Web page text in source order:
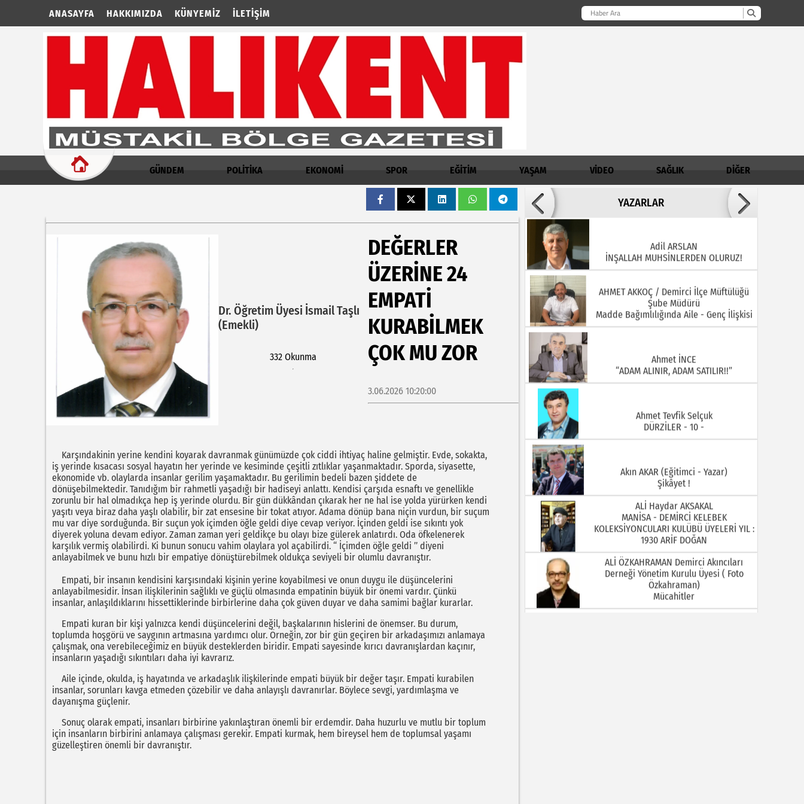
ANASAYFA HAKKIMIZDA KÜNYEMIZ İLETIŞIM
GÜNDEM POLİTİKA EKONOMİ SPOR EĞİTİM YAŞAM VİDEO SAĞLIK DİĞER
Dr. Öğretim Üyesi İsmail Taşlı
(Emekli)
332 Okunma
DEĞERLER
ÜZERİNE 24
EMPATİ
KURABİLMEK
ÇOK MU ZOR
3.06.2026 10:20:00
Karşındakinin yerine kendini koyarak davranmak günümüzde çok ciddi ihtiyaç haline gelmiştir. Evde, sokakta,
iş yerinde kısacası sosyal hayatın her yerinde ve kesiminde çeşitli zıtlıklar yaşanmaktadır. Sporda, siyasette,
ekonomide vb. olaylarda insanlar gerilim yaşamaktadır. Bu gerilimin bedeli bazen şiddete de
dönüşebilmektedir. Tanıdığım bir rahmetli yaşadığı bir hadiseyi anlattı. Kendisi çarşıda esnaftı ve genellikle
zorunlu bir hal olmadıkça hep iş yerinde olurdu. Bir gün dükkândan çıkarak her ne hal ise yolda yürürken kendi
yaşıtı veya biraz daha yaşlı olabilir, bir zat ensesine bir tokat atıyor. Adama dönüp bana niçin vurdun, bir suçum
mu var diye sorduğunda. Bir suçun yok içimden öğle geldi diye cevap veriyor. İçinden geldi ise sıkıntı yok
diyerek yoluna devam ediyor. Zaman zaman yeri geldikçe bu olayı bize gülerek anlatırdı. Oda öfkelenerek
karşılık vermiş olabilirdi. Ki bunun sonucu vahim olaylara yol açabilirdi. “ İçimden öğle geldi ’’ diyeni
anlayabilmek ve bunu hızlı bir empatiye dönüştürebilmek oldukça seviyeli bir olumlu davranıştır.
Empati, bir insanın kendisini karşısındaki kişinin yerine koyabilmesi ve onun duygu ile düşüncelerini
anlayabilmesidir. İnsan ilişkilerinin sağlıklı ve güçlü olmasında empatinin büyük bir önemi vardır. Çünkü
insanlar, anlaşıldıklarını hissettiklerinde birbirlerine daha çok güven duyar ve daha samimi bağlar kurarlar.
Empati kuran bir kişi yalnızca kendi düşüncelerini değil, başkalarının hislerini de önemser. Bu durum,
toplumda hoşgörü ve saygının artmasına yardımcı olur. Örneğin, zor bir gün geçiren bir arkadaşımızı anlamaya
çalışmak, ona verebileceğimiz en büyük desteklerden biridir. Empati sayesinde kırıcı davranışlardan kaçınır,
insanların yaşadığı sıkıntıları daha iyi kavrarız.
Aile içinde, okulda, iş hayatında ve arkadaşlık ilişkilerinde empati büyük bir değer taşır. Empati kurabilen
insanlar, sorunları kavga etmeden çözebilir ve daha anlayışlı davranırlar. Böylece sevgi, yardımlaşma ve
dayanışma güçlenir.
Sonuç olarak empati, insanları birbirine yakınlaştıran önemli bir erdemdir. Daha huzurlu ve mutlu bir toplum
için insanların birbirini anlamaya çalışması gerekir. Empati kurmak, hem bireysel hem de toplumsal yaşamı
güzelleştiren önemli bir davranıştır.
YAZARLAR
İNŞALLAH MUHSİNLERDEN OLURUZ!
AHMET AKKOÇ / Demirci İlçe Müftülüğü
Şube Müdürü
Madde Bağımlılığında Aile - Genç İlişkisi
Ahmet İNCE
“ADAM ALINIR, ADAM SATILIR!!”
Ahmet Tevfik Selçuk
DÜRZİLER - 10 -
Akın AKAR (Eğitimci - Yazar)
Şikâyet !
MANİSA - DEMİRCİ KELEBEK
KOLEKSİYONCULARI KULÜBÜ ÜYELERİ YIL :
1930 ARİF DOĞAN
ALİ ÖZKAHRAMAN Demirci Akıncıları
Derneği Yönetim Kurulu Üyesi ( Foto
Özkahraman)
Mücahitler
Ali Öztürkmen / Emekli Öğretmen
YOKSA